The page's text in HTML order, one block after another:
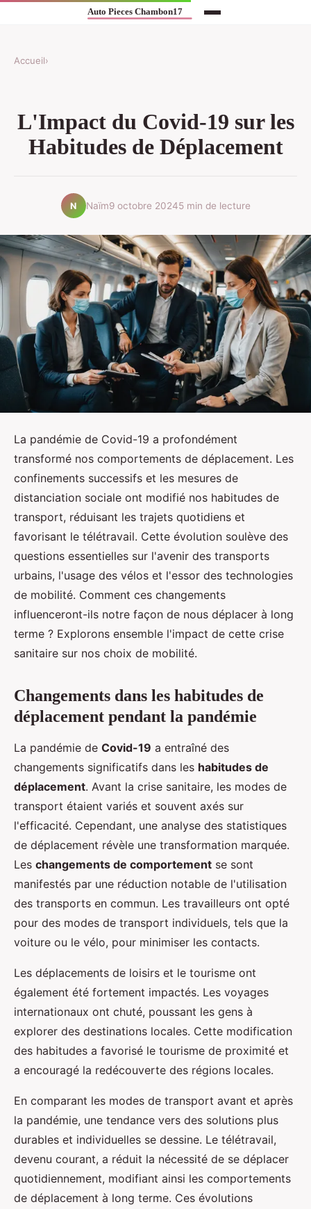
Accueil›
L'Impact du Covid-19 sur les
Habitudes de Déplacement
N Naïm9 octobre 20245 min de lecture
La pandémie de Covid-19 a profondément
transformé nos comportements de déplacement. Les
confinements successifs et les mesures de
distanciation sociale ont modifié nos habitudes de
transport, réduisant les trajets quotidiens et
favorisant le télétravail. Cette évolution soulève des
questions essentielles sur l'avenir des transports
urbains, l'usage des vélos et l'essor des technologies
de mobilité. Comment ces changements
influenceront-ils notre façon de nous déplacer à long
terme ? Explorons ensemble l'impact de cette crise
sanitaire sur nos choix de mobilité.
Changements dans les habitudes de
déplacement pendant la pandémie
La pandémie de Covid-19 a entraîné des
changements significatifs dans les habitudes de
déplacement. Avant la crise sanitaire, les modes de
transport étaient variés et souvent axés sur
l'efficacité. Cependant, une analyse des statistiques
de déplacement révèle une transformation marquée.
Les changements de comportement se sont
manifestés par une réduction notable de l'utilisation
des transports en commun. Les travailleurs ont opté
pour des modes de transport individuels, tels que la
voiture ou le vélo, pour minimiser les contacts.
Les déplacements de loisirs et le tourisme ont
également été fortement impactés. Les voyages
internationaux ont chuté, poussant les gens à
explorer des destinations locales. Cette modification
des habitudes a favorisé le tourisme de proximité et
a encouragé la redécouverte des régions locales.
En comparant les modes de transport avant et après
la pandémie, une tendance vers des solutions plus
durables et individuelles se dessine. Le télétravail,
devenu courant, a réduit la nécessité de se déplacer
quotidiennement, modifiant ainsi les comportements
de déplacement à long terme. Ces évolutions